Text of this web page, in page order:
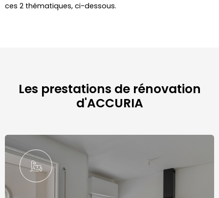
ces 2 thématiques, ci-dessous.
Les prestations de rénovation
d'ACCURIA